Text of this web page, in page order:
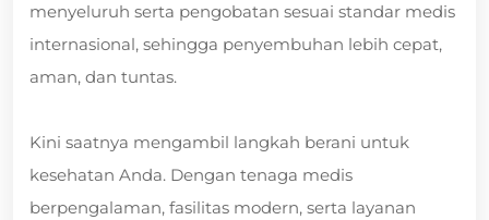
menyeluruh serta pengobatan sesuai standar medis
internasional, sehingga penyembuhan lebih cepat,
aman, dan tuntas.
Kini saatnya mengambil langkah berani untuk
kesehatan Anda. Dengan tenaga medis
berpengalaman, fasilitas modern, serta layanan